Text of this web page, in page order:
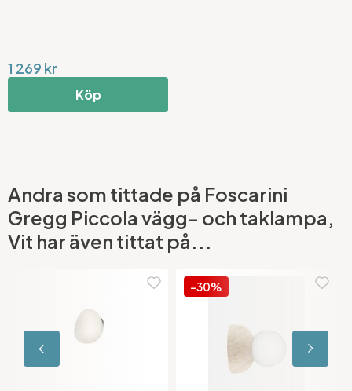
1 269 kr
Köp
Andra som tittade på Foscarini
Gregg Piccola vägg- och taklampa,
Vit har även tittat på...
-30%